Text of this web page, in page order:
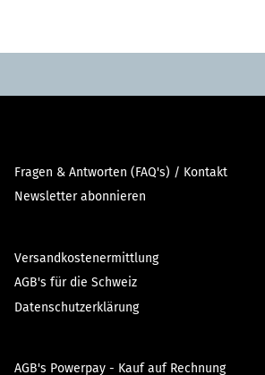
Fragen & Antworten (FAQ's) / Kontakt
Newsletter abonnieren
Versandkostenermittlung
AGB's für die Schweiz
Datenschutzerklärung
AGB's Powerpay - Kauf auf Rechnung